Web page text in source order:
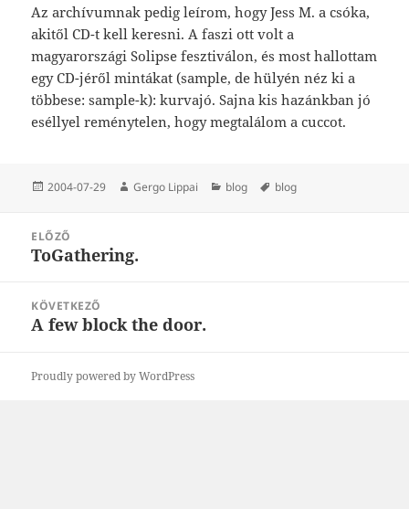
Az archívumnak pedig leírom, hogy Jess M. a csóka,
akitől CD-t kell keresni. A faszi ott volt a
magyarországi Solipse fesztiválon, és most hallottam
egy CD-jéről mintákat (sample, de hülyén néz ki a
többese: sample-k): kurvajó. Sajna kis hazánkban jó
eséllyel reménytelen, hogy megtalálom a cuccot.
Közzétéve
2004-07-29 Szerző
Gergo Lippai Kategória
blog Címke
blog
navigáció
ELŐZŐ
Korábbi
ToGathering.
KÖVETKEZŐ
Következő
A few block the door.
Proudly powered by WordPress